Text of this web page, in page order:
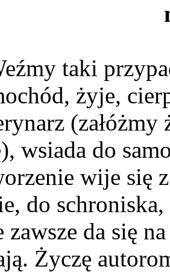
taki
żyje,
(załóżmy
wsiada do
wije się
do schroniska,
zawsze da się
Życzę